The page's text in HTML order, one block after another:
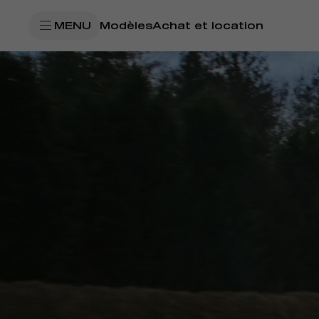
MENU ModèlesAchat et location
SkiptoNavigationText